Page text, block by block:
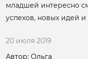
младшей интересно
успехов, новых идей
20 июля 2019
Автор: Ольга